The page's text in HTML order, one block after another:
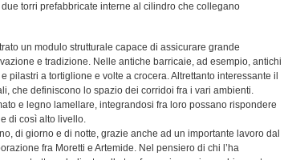
torri prefabbricate interne al cilindro che collegano
un modulo strutturale capace di assicurare grande
e tradizione. Nelle antiche barricaie, ad esempio, antichi
pilastri a tortiglione e volte a crocera. Altrettanto interessante il
che definiscono lo spazio dei corridoi fra i vari ambienti.
e legno lamellare, integrandosi fra loro possano rispondere
di così alto livello.
di giorno e di notte, grazie anche ad un importante lavoro dal
fra Moretti e Artemide. Nel pensiero di chi l’ha